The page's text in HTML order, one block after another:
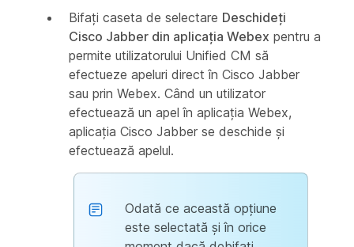
Bifați caseta de selectare Deschideți
Cisco Jabber din aplicația Webex pentru a
permite utilizatorului Unified CM să
efectueze apeluri direct în Cisco Jabber
sau prin Webex. Când un utilizator
efectuează un apel în aplicația Webex,
aplicația Cisco Jabber se deschide și
efectuează apelul.
Odată ce această opțiune
este selectată și în orice